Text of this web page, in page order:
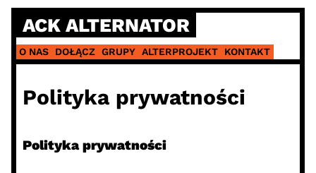
Skip
content
ACK ALTERNATOR
O NAS DOŁĄCZ GRUPY ALTERPROJEKT KONTAKT
Polityka prywatności
Polityka prywatności